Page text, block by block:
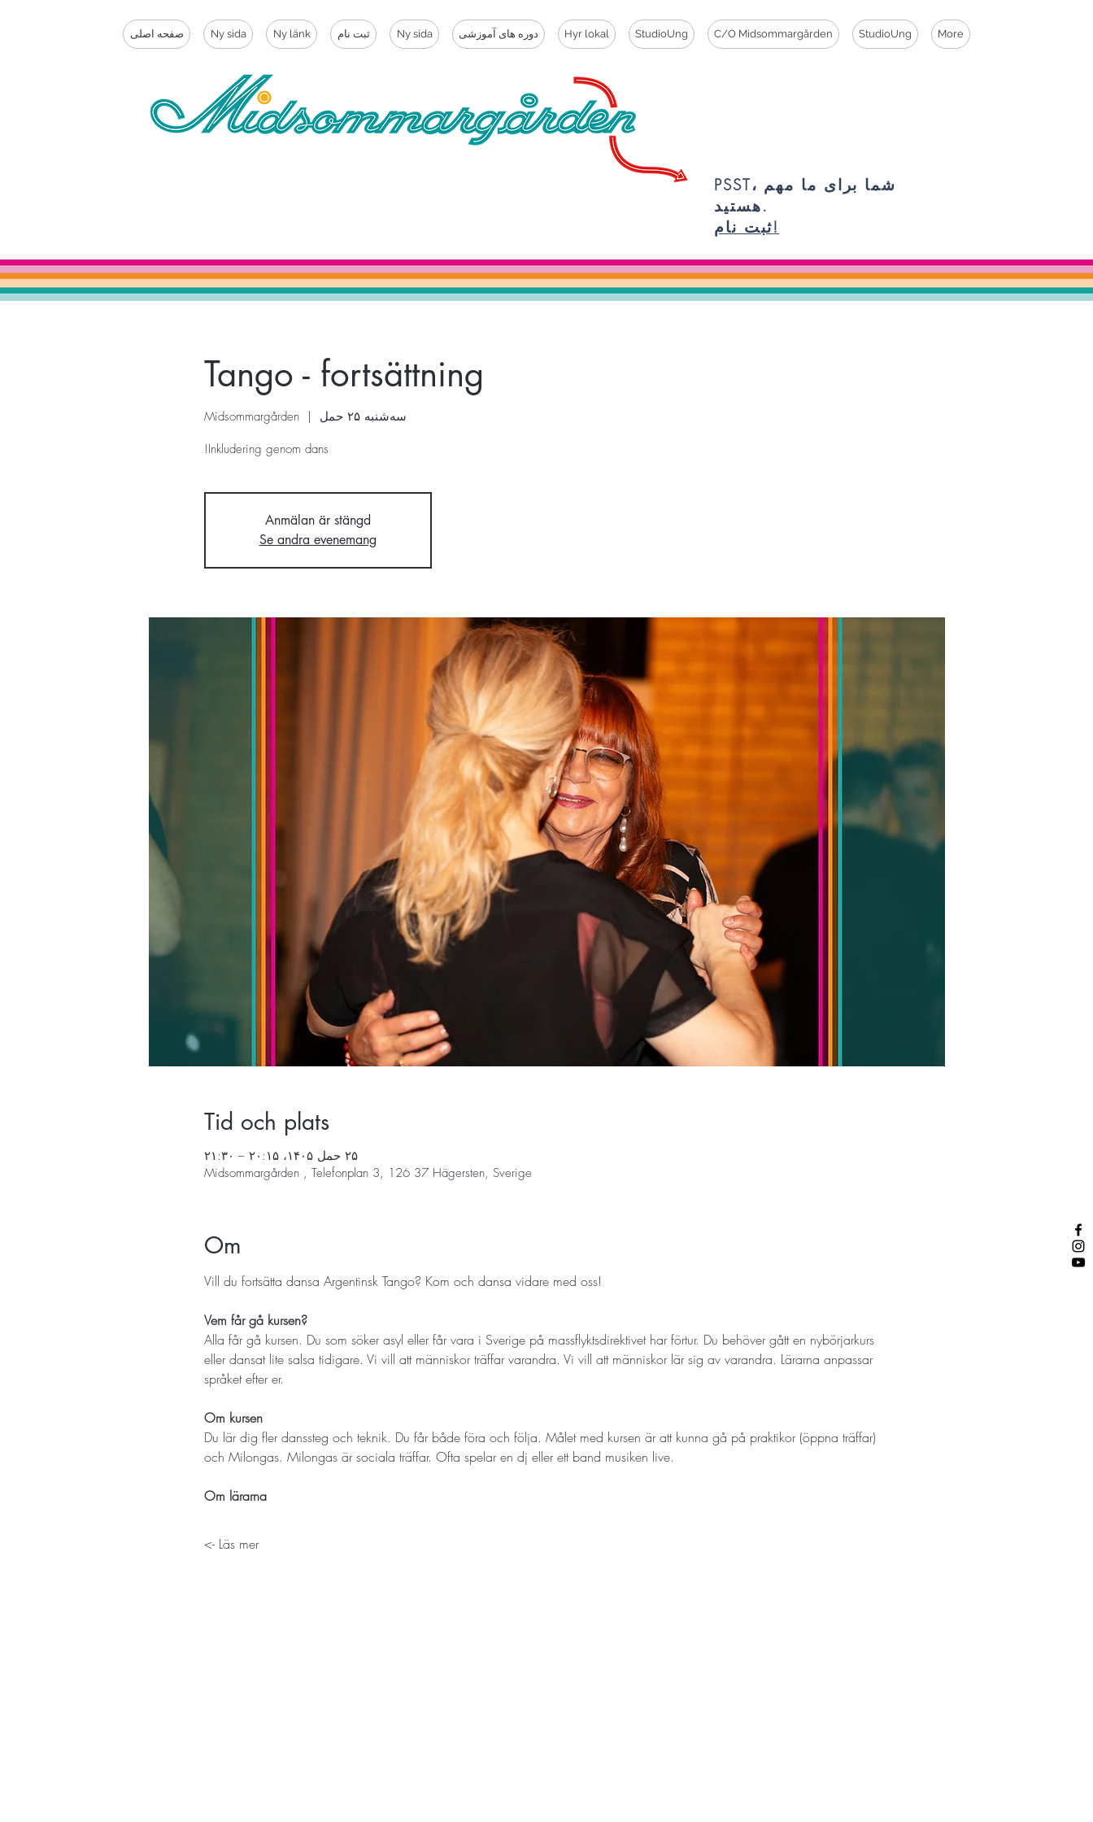
صفحه اصلی Ny sida Ny länk ثبت نام Ny sida دوره های آموزشی Hyr lokal StudioUng C/O Midsommargården StudioUng More
PSST، شما برای ما مهم
هستید.
ثبت نام!
Tango - fortsättning
سه‌شنبه ۲۵ حمل
  |
Midsommargården
Inkludering genom dans!
Anmälan är stängd
Se andra evenemang
Tid och plats
۲۵ حمل ۱۴۰۵، ۲۰:۱۵ – ۲۱:۳۰
Midsommargården , Telefonplan 3, 126 37 Hägersten, Sverige
Om
Vill du fortsätta dansa Argentinsk Tango? Kom och dansa vidare med oss!
Vem får gå kursen?
Alla får gå kursen. Du som söker asyl eller får vara i Sverige på massflyktsdirektivet har förtur. Du behöver gått en nybörjarkurs
eller dansat lite salsa tidigare. Vi vill att människor träffar varandra. Vi vill att människor lär sig av varandra. Lärarna anpassar
språket efter er.
Om kursen
Du lär dig fler danssteg och teknik. Du får både föra och följa. Målet med kursen är att kunna gå på praktikor (öppna träffar)
och Milongas. Milongas är sociala träffar. Ofta spelar en dj eller ett band musiken live.
Om lärarna
Läs mer ->